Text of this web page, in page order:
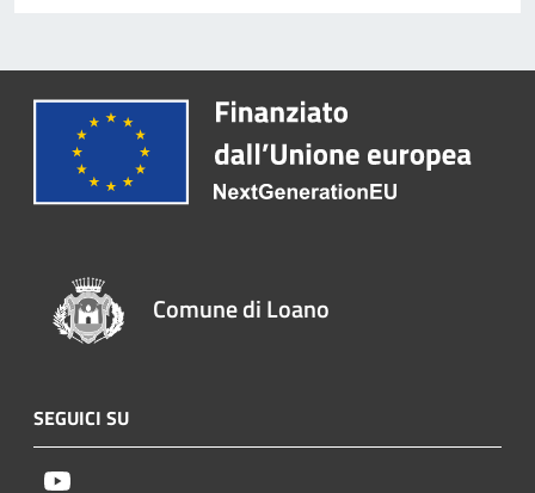
Comune di Loano
SEGUICI SU